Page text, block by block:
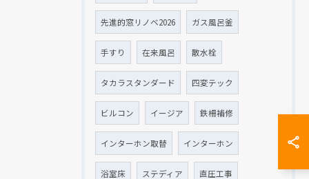
先進的窓リノベ2026 ガス風呂釜
手すり 在来風呂 散水栓
タカラスタンダード 四変テック
ビルコン イージア 鉄柵補修
インターホン取替 インターホン
浴室床 ステディア 直圧工事